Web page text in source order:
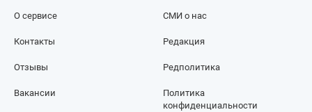
О сервисе
Контакты
Отзывы
СМИ о нас
Редакция
Редполитика
Вакансии
Политика
конфиденциальности